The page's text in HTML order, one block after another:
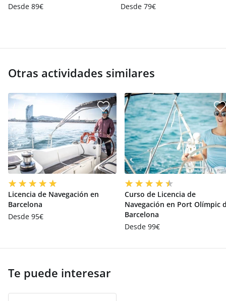
Desde 89€
Desde 79€
Otras actividades similares
Licencia de Navegación en
Barcelona
Desde 95€
Curso de Licencia de
Navegación en Port Olímpic
Barcelona
Desde 99€
Te puede interesar